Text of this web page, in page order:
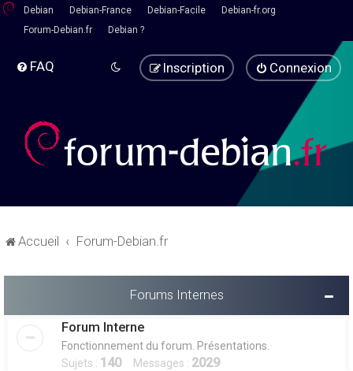
Debian Debian-France Debian-Facile
Debian-fr.org
Forum-Debian.fr
Debian ?
FAQ Connexion
Inscription
Accueil Forum-Debian.fr
Forums Internes
Forum Interne
Fonctionnement du forum. Présentations.
Sujets : 140Messages : 2029